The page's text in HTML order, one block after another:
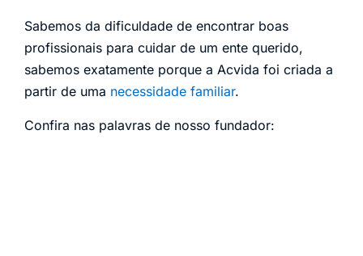
Sabemos da dificuldade de encontrar boas
profissionais para cuidar de um ente querido,
sabemos exatamente porque a Acvida foi criada a
partir de uma necessidade familiar.
Confira nas palavras de nosso fundador: